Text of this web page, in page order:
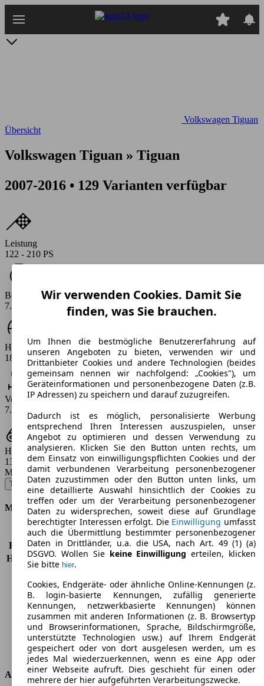
Hauptinhalt
Volkswagen Tiguan
Übersicht
Volkswagen Tiguan » Tiguan
2007-2016 • 129 Varianten verfügbar
Leistung
122 - 210 PS
Beschleunigung (0-100 km/h)
7.3 - 10.9 s
Höchstgeschwindigkeit (km/h)
184 - 215 km/h
Verbrauch
7.8 - 13.5 l/100km
Hubraum
1390 - 1984 ccm
Modellbezeichnung:
Tiguan 1.4 TSI Sport & Style - 110 KW (150 PS) (2009/04 - 2009/09) ▼
Motor & Leistung
KW (PS)
110 kW (150 PS)
Beschleunigung (0-100 km/h) 9,3s
Höchstgeschwindigkeit (km/h) 195 km/h
Drehmoment
240 nm
Hubraum
1390 ccm
Kraftstoff
Benzin
Zylinder
4
Getriebe
Schaltgetriebe
Antriebsart
Vorderradantrieb
Abmessungen
Wir verwenden Cookies. Damit Sie
finden, was Sie brauchen.
Um Ihnen die bestmögliche Benutzererfahrung auf
unseren Angeboten zu bieten, verwenden wir und
Drittanbieter Cookies und andere Technologien (beides
gemeinsam nennen wir nachfolgend: „Cookies"), um
Geräteinformationen und personenbezogene Daten (z.B.
IP Adressen) zu speichern und darauf zuzugreifen.
Dadurch ist es möglich, personalisierte Werbung
entsprechend Ihren Interessen auszuspielen, unser
Angebot zu optimieren und dessen Verwendung zu
analysieren. Klicken Sie den Button unten rechts, um
dem Einsatz von einwilligungspflichten Cookies und der
damit verbundenen Verarbeitung personenbezogener
Daten zuzustimmen oder den Button unten links, um
eine detaillierte Auswahl hinsichtlich der Cookies zu
treffen oder um der Verarbeitung personenbezogener
Daten zu widersprechen, soweit diese auf Grundlage
berechtigter Interessen erfolgt. Die Einwilligung umfasst
auch die Übermittlung bestimmter personenbezogener
Daten in Drittländer, u.a. die USA, nach Art. 49 (1) (a)
DSGVO. Wollen Sie keine Einwilligung erteilen, klicken
Sie bitte hier.
Cookies, Endgeräte- oder ähnliche Online-Kennungen (z.
B. login-basierte Kennungen, zufällig generierte
Kennungen, netzwerkbasierte Kennungen) können
zusammen mit anderen Informationen (z. B. Browsertyp
und Browserinformationen, Sprache, Bildschirmgröße,
unterstützte Technologien usw.) auf Ihrem Endgerät
gespeichert oder von dort ausgelesen werden, um es
jedes Mal wiederzuerkennen, wenn es eine App oder
einer Webseite aufruft. Dies geschieht für einen oder
mehrere der hier aufgeführten Verarbeitungszwecke.